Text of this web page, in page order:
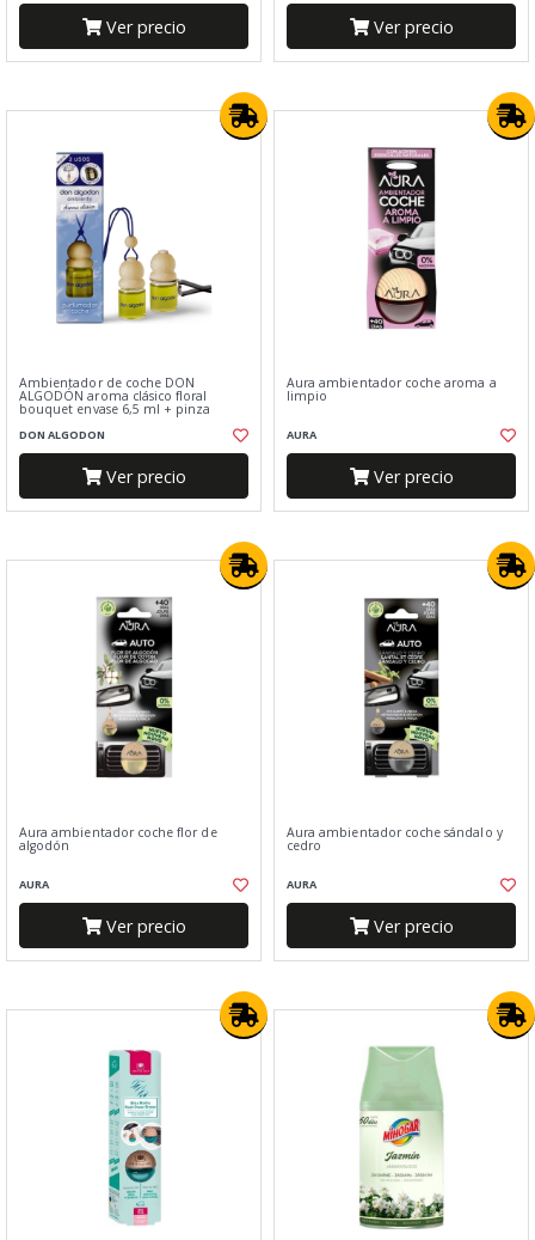
Ver precio Ver precio
Ambientador de coche DON
ALGODÓN aroma clásico floral
bouquet envase 6,5 ml + pinza
DON ALGODON
Ver precio
Aura ambientador coche aroma a
limpio
AURA
Ver precio
Aura ambientador coche flor de
algodón
AURA
Ver precio
Aura ambientador coche sándalo y
cedro
AURA
Ver precio